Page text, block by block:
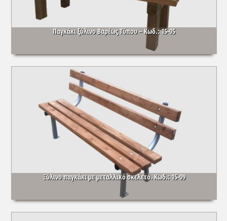
Παγκάκι ξύλινο Βαρέως Τύπου – Κωδ.: 15-05
Ξύλινο παγκάκι με μεταλλικό σκελετό. Κωδ.: 15-09